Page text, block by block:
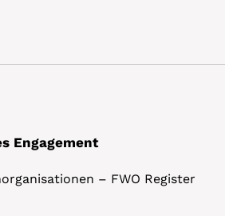
Engagement
– FWO Register